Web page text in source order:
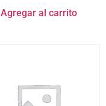
Agregar al carrito